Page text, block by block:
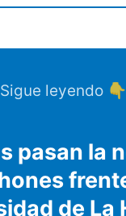
Sigue leyendo 👇